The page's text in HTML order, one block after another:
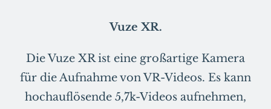
Vuze XR.
Die Vuze XR ist eine großartige Kamera
für die Aufnahme von VR-Videos. Es kann
hochauflösende 5,7k-Videos aufnehmen,